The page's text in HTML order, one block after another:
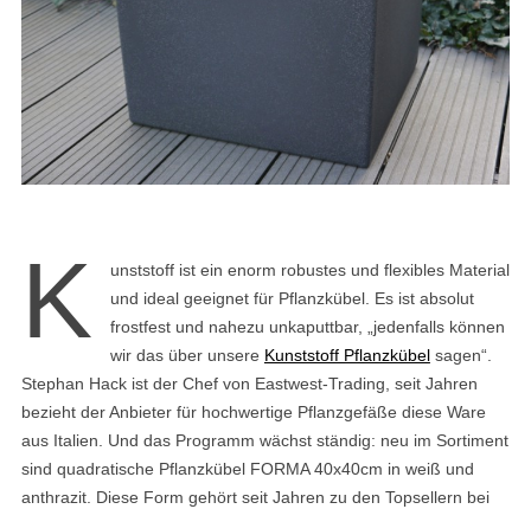
K
unststoff ist ein enorm robustes und flexibles Material
und ideal geeignet für Pflanzkübel. Es ist absolut
frostfest und nahezu unkaputtbar, „jedenfalls können
wir das über unsere Kunststoff Pflanzkübelsagen“.
Stephan Hack ist der Chef von Eastwest-Trading, seit Jahren
bezieht der Anbieter für hochwertige Pflanzgefäße diese Ware
aus Italien. Und das Programm wächst ständig: neu im Sortiment
sind quadratische Pflanzkübel FORMA 40x40cm in weiß und
anthrazit. Diese Form gehört seit Jahren zu den Topsellern bei